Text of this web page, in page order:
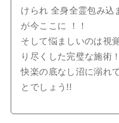
けられ 全身全霊包み込
が今ここに ！！
そして悩ましいのは視
り尽くした完璧な施術！
快楽の底なし沼に溺れ
とでしょう!!